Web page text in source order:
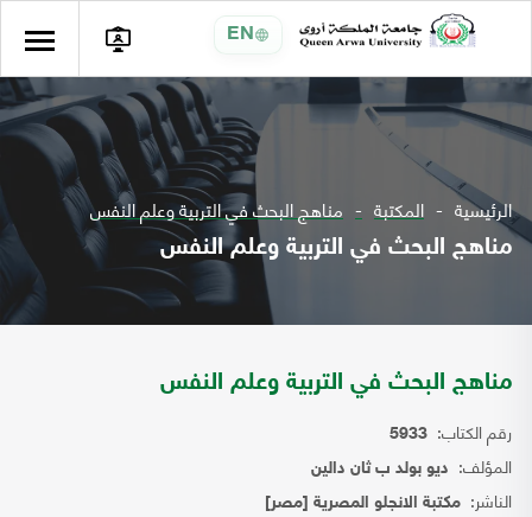
EN
الرئيسية المكتبة مناهج البحث في التربية وعلم النفس
مناهج البحث في التربية وعلم النفس
مناهج البحث في التربية وعلم النفس
رقم الكتاب: 5933
المؤلف: ديو بولد ب ثان دالين
الناشر: مكتبة الانجلو المصرية [مصر]